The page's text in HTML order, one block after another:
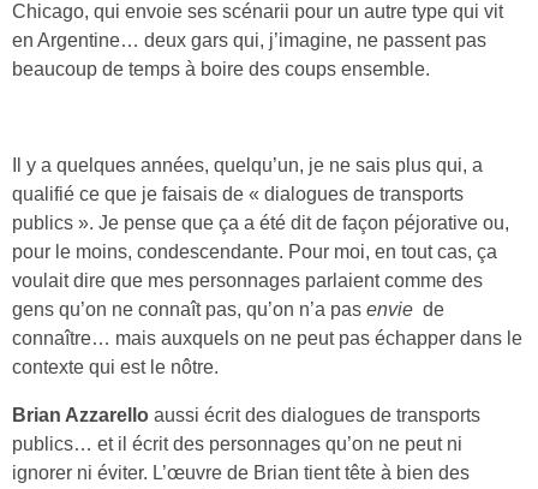
Chicago, qui envoie ses scénarii pour un autre type qui vit
en Argentine… deux gars qui, j’imagine, ne passent pas
beaucoup de temps à boire des coups ensemble.
Il y a quelques années, quelqu’un, je ne sais plus qui, a
qualifié ce que je faisais de « dialogues de transports
publics ». Je pense que ça a été dit de façon péjorative ou,
pour le moins, condescendante. Pour moi, en tout cas, ça
voulait dire que mes personnages parlaient comme des
gens qu’on ne connaît pas, qu’on n’a pas envie de
connaître… mais auxquels on ne peut pas échapper dans le
contexte qui est le nôtre.
Brian Azzarello aussi écrit des dialogues de transports
publics… et il écrit des personnages qu’on ne peut ni
ignorer ni éviter. L’œuvre de Brian tient tête à bien des